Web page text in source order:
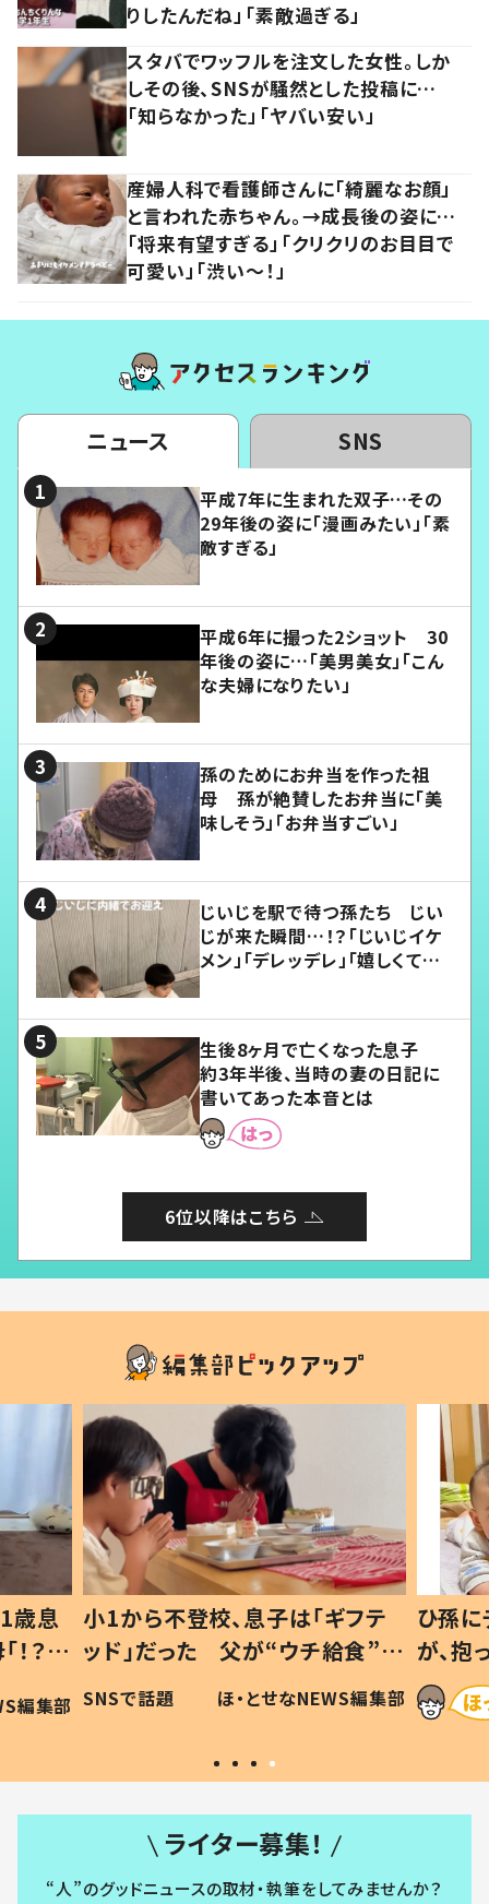
りしたんだね」「素敵過ぎる」
スタバでワッフルを注文した女性。しか
しその後、SNSが騒然とした投稿に…
「知らなかった」「ヤバい安い」
産婦人科で看護師さんに「綺麗なお顔」
と言われた赤ちゃん。→成長後の姿に…
「将来有望すぎる」「クリクリのお目目で
可愛い」「渋い～！」
ニュース SNS
平成7年に生まれた双子…その
29年後の姿に「漫画みたい」「素
敵すぎる」
平成6年に撮った2ショット 30
年後の姿に…「美男美女」「こん
な夫婦になりたい」
孫のためにお弁当を作った祖
母 孫が絶賛したお弁当に「美
味しそう」「お弁当すごい」
じいじを駅で待つ孫たち じい
じが来た瞬間…！？「じいじイケ
メン」「デレッデレ」「嬉しくて可
生後8ヶ月で亡くなった息子
約3年半後、当時の妻の日記に
書いてあった本音とは
6位以降はこちら
歳息
？」
編集部
小1から不登校、息子は「ギフテ
ッド」だった 父が“ウチ給食”を
作り続ける理由とは #令和の親
#令和の子
SNSで話題 ほ・とせなNEWS編集部
ひ孫
が、
「涙が
い」
ライター募集！
“人”のグッドニュースの取材・執筆をしてみませんか？